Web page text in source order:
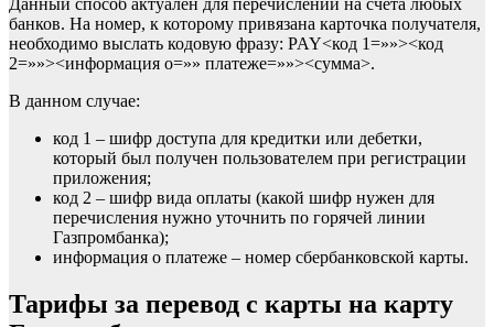
банков. На номер, к которому привязана карточка получателя,
необходимо выслать кодовую фразу: PAY<код 1=»»><код
2=»»><информация о=»» платеже=»»><сумма>.
В данном случае:
код 1 – шифр доступа для кредитки или дебетки,
который был получен пользователем при регистрации
приложения;
код 2 – шифр вида оплаты (какой шифр нужен для
перечисления нужно уточнить по горячей линии
Газпромбанка);
информация о платеже – номер сбербанковской карты.
Тарифы за перевод с карты на карту